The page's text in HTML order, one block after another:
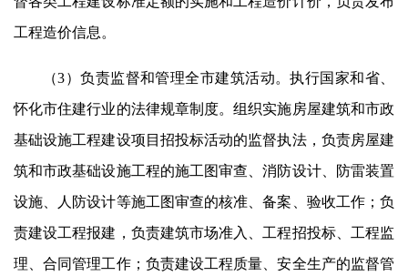
工程造价信息。
（3）负责监督和管理全市建筑活动。执行国家和省、
怀化市住建行业的法律规章制度。组织实施房屋建筑和市政
基础设施工程建设项目招投标活动的监督执法，负责房屋建
筑和市政基础设施工程的施工图审查、消防设计、防雷装置
设施、人防设计等施工图审查的核准、备案、验收工作；负
责建设工程报建，负责建筑市场准入、工程招投标、工程监
理、合同管理工作；负责建设工程质量、安全生产的监督管